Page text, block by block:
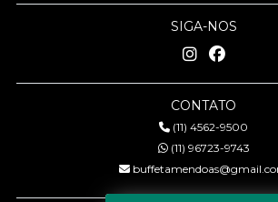
SIGA-NOS
CONTATO
(11) 4562-9500
(11) 96723-9743